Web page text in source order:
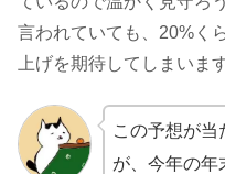
言われていても、20%く
上げを期待してしまいま
この予想が当
が、今年の年